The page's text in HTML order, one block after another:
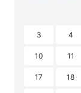
3 4
10 11
17 18